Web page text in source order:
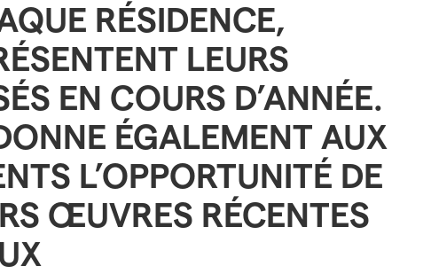
RÉSIDENCE,
LEURS
EN COURS D’ANNÉE.
ÉGALEMENT AUX
L’OPPORTUNITÉ DE
ŒUVRES RÉCENTES